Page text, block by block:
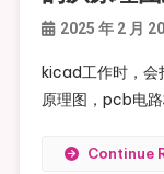
2025 年 2 月
kicad工作时，会
原理图，pcb电
Continue